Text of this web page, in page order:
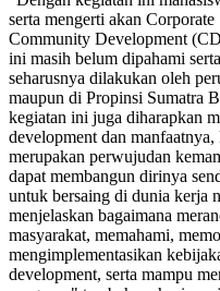
serta mengerti akan
Community Development
ini masih belum dipahami
seharusnya dilakukan oleh
maupun di Propinsi Sumatra
kegiatan ini juga diharapkan
development dan
merupakan perwujudan
dapat membangun dirinya
untuk bersaing di dunia kerja
menjelaskan bagaimana
masyarakat, memahami,
mengimplementasikan
development, serta mampu